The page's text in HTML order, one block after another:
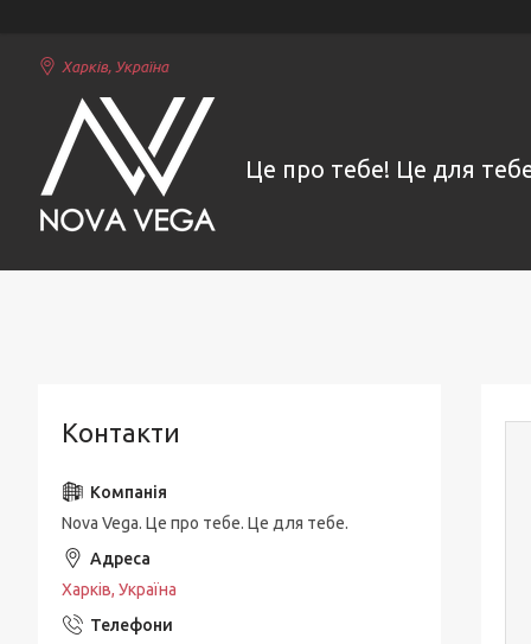
Харків, Україна
Це про тебе! Це для
Контакти
Nova Vega. Це про тебе. Це для тебе.
Харків, Україна